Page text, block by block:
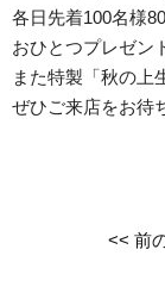
各日先着100名様
おひとつプレゼン
また特製「秋の上
ぜひご来店をお待
<< 前